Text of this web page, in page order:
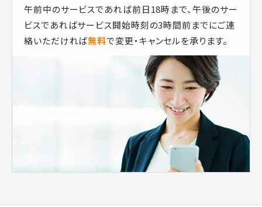
午前中のサービスであれば前日18時まで、午後のサー
ビスであればサービス開始時刻の3時間前までにご連
絡いただければ無料で変更・キャンセルを承ります。